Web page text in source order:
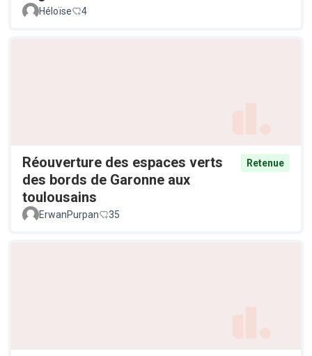
Héloïse 4
Réouverture des espaces verts
des bords de Garonne aux
toulousains
Retenue
ErwanPurpan 35